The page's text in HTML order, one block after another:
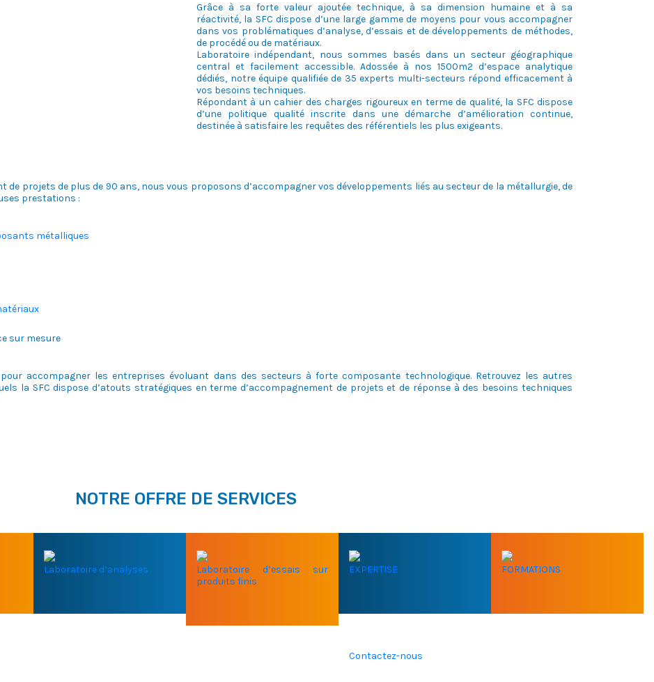
Grâce à sa forte valeur ajoutée technique, à sa dimension humaine et à sa
réactivité, la SFC dispose d’une large gamme de moyens pour vous accompagner
dans vos problématiques d’analyse, d’essais et de développements de méthodes,
de procédé ou de matériaux.
Laboratoire indépendant, nous sommes basés dans un secteur géographique
central et facilement accessible. Adossée à nos 1500m2 d’espace analytique
dédiés, notre équipe qualifiée de 35 experts multi-secteurs répond efficacement à
vos besoins techniques.
Répondant à un cahier des charges rigoureux en terme de qualité, la SFC dispose
d’une politique qualité inscrite dans une démarche d’amélioration continue,
destinée à satisfaire les requêtes des référentiels les plus exigeants.
de projets de plus de 90 ans, nous vous proposons d’accompagner vos développements liés au secteur de la métallurgie, de
prestations :
métalliques
sur mesure
accompagner les entreprises évoluant dans des secteurs à forte composante technologique. Retrouvez les autres
la SFC dispose d’atouts stratégiques en terme d’accompagnement de projets et de réponse à des besoins techniques
NOTRE OFFRE DE SERVICES
Laboratoire d’analyses
Laboratoire d’essais sur
produits finis
EXPERTISE FORMATIONS
Contactez-nous